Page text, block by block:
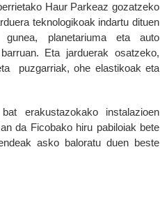
Haur Parkeaz gozatzeko
teknologikoak indartu dituen
planetariuma eta auto
Eta jarduerak osatzeko,
puzgarriak, ohe elastikoak eta
erakustazokako instalazioen
da Ficobako hiru pabiloiak bete
asko baloratu duen beste